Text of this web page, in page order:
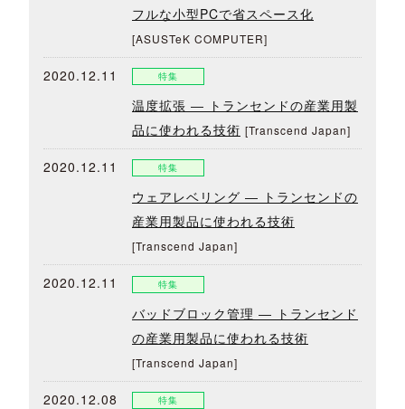
フルな小型PCで省スペース化
[ASUSTeK COMPUTER]
2020.12.11 特集
温度拡張 ― トランセンドの産業用製
品に使われる技術 [Transcend Japan]
2020.12.11 特集
ウェアレベリング ― トランセンドの
産業用製品に使われる技術
[Transcend Japan]
2020.12.11 特集
バッドブロック管理 ― トランセンド
の産業用製品に使われる技術
[Transcend Japan]
2020.12.08 特集